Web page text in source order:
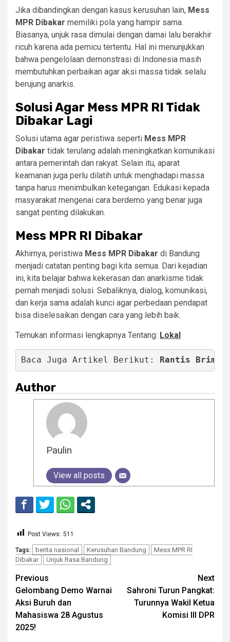
Jika dibandingkan dengan kasus kerusuhan lain, Mess
MPR Dibakar memiliki pola yang hampir sama.
Biasanya, unjuk rasa dimulai dengan damai lalu berakhir
ricuh karena ada pemicu tertentu. Hal ini menunjukkan
bahwa pengelolaan demonstrasi di Indonesia masih
membutuhkan perbaikan agar aksi massa tidak selalu
berujung anarkis.
Solusi Agar Mess MPR RI Tidak
Dibakar Lagi
Solusi utama agar peristiwa seperti Mess MPR
Dibakar tidak terulang adalah meningkatkan komunikasi
antara pemerintah dan rakyat. Selain itu, aparat
keamanan juga perlu dilatih untuk menghadapi massa
tanpa harus menimbulkan ketegangan. Edukasi kepada
masyarakat mengenai cara berdemo yang benar juga
sangat penting dilakukan.
Mess MPR RI Dibakar
Akhirnya, peristiwa Mess MPR Dibakar di Bandung
menjadi catatan penting bagi kita semua. Dari kejadian
ini, kita belajar bahwa kekerasan dan anarkisme tidak
pernah menjadi solusi. Sebaliknya, dialog, komunikasi,
dan kerja sama adalah kunci agar perbedaan pendapat
bisa diselesaikan dengan cara yang lebih baik.
Temukan informasi lengkapnya Tentang: Lokal
Baca Juga Artikel Berikut: Rantis Brimob
Author
Paulin
View all posts
Post Views: 511
Tags: berita nasional Kerusuhan Bandung
Mess MPR RI
Dibakar
Unjuk Rasa Bandung
Continue
Reading
Previous
Gelombang Demo Warnai
Aksi Buruh dan
Mahasiswa 28 Agustus
2025!
Next
Sahroni Turun Pangkat:
Turunnya Wakil Ketua
Komisi III DPR